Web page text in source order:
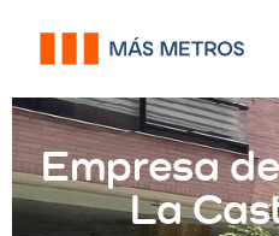
Empresa
La